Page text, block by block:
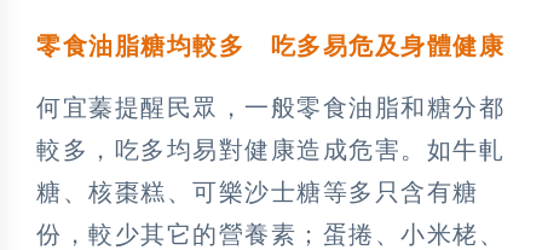
零食油脂糖均較多 吃多易危及身體健康
何宜蓁提醒民眾，一般零食油脂和糖分都
較多，吃多均易對健康造成危害。如牛軋
糖、核棗糕、可樂沙士糖等多只含有糖
份，較少其它的營養素；蛋捲、小米栳、